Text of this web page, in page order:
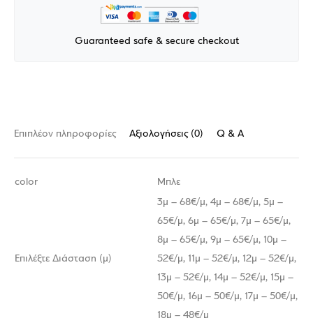
Guaranteed safe & secure checkout
Επιπλέον πληροφορίες Αξιολογήσεις (0) Q & A
color Μπλε
Επιλέξτε Διάσταση (μ)
3μ – 68€/μ, 4μ – 68€/μ, 5μ –
65€/μ, 6μ – 65€/μ, 7μ – 65€/μ,
8μ – 65€/μ, 9μ – 65€/μ, 10μ –
52€/μ, 11μ – 52€/μ, 12μ – 52€/μ,
13μ – 52€/μ, 14μ – 52€/μ, 15μ –
50€/μ, 16μ – 50€/μ, 17μ – 50€/μ,
18μ – 48€/μ